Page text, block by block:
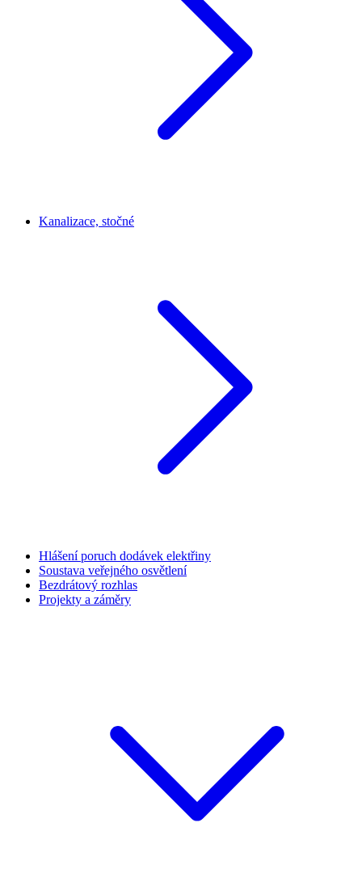
Kanalizace, stočné
Hlášení poruch dodávek elektřiny
Soustava veřejného osvětlení
Bezdrátový rozhlas
Projekty a záměry